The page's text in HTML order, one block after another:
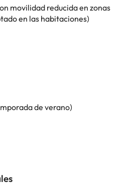
movilidad reducida en zonas
en las habitaciones)
de verano)